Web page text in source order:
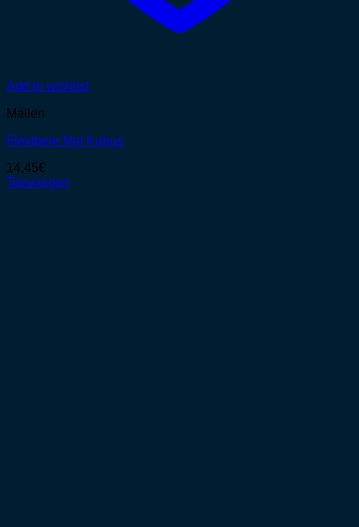
Add to wishlist
Mallen
Flexibele Mal Kubus
14,45€
Toevoegen